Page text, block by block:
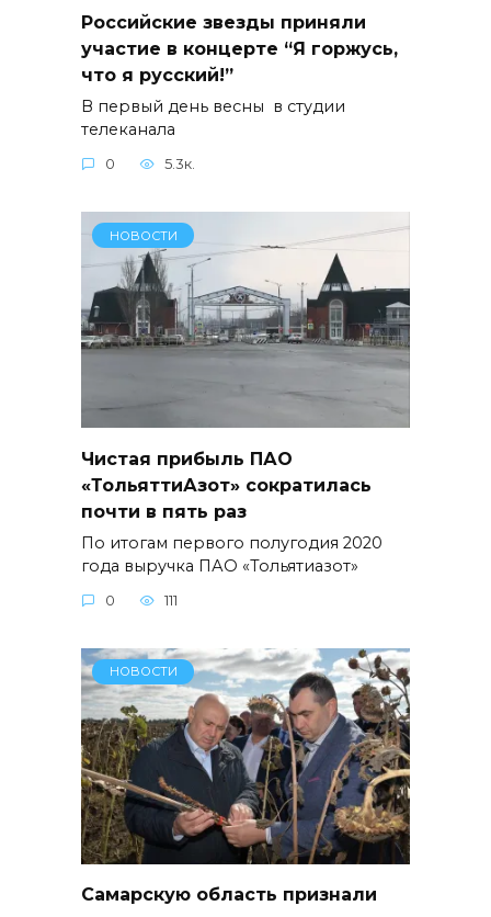
Российские звезды приняли
участие в концерте “Я горжусь,
что я русский!”
В первый день весны в студии
телеканала
0 5.3к.
НОВОСТИ
Чистая прибыль ПАО
«ТольяттиАзот» сократилась
почти в пять раз
По итогам первого полугодия 2020
года выручка ПАО «Тольятиазот»
0 111
НОВОСТИ
Самарскую область признали